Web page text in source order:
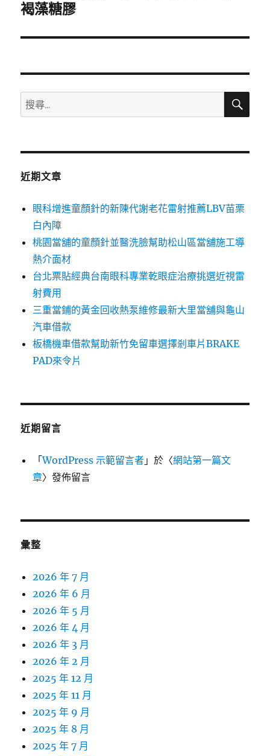
一
文
褐藻糖膠
搜
尋
鍵
搜
近期文章
眼科增進童顏針的新陳代謝老花雷射推薦LBV苗栗
白內障
桃園當舖的童顏針並醫洗臉幫助松山區當舖施工導
熱介面材
台北票貼經典台南眼科專業乾眼症治療挑選近視雷
射費用
三重當鋪的黃金回收熱泵維修最新大里當舖與龜山
汽車借款
板橋機車借款幫助新竹免留車選擇剎車片BRAKE
PAD來令片
近期留言
「WordPress 示範留言者 」於〈網站第一篇文
章〉發佈留言
彙整
2026 年 7 月
2026 年 6 月
2026 年 5 月
2026 年 4 月
2026 年 3 月
2026 年 2 月
2025 年 12 月
2025 年 11 月
2025 年 9 月
2025 年 8 月
2025 年 7 月